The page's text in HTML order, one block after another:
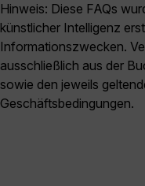
Hinweis: Diese FAQs
künstlicher Intelligenz
Informationszwecken.
ausschließlich aus der
sowie den jeweils
Geschäftsbedingungen.